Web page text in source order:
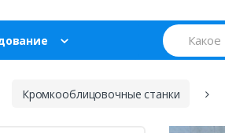
Search
for:
Кромкооблицовочные станки